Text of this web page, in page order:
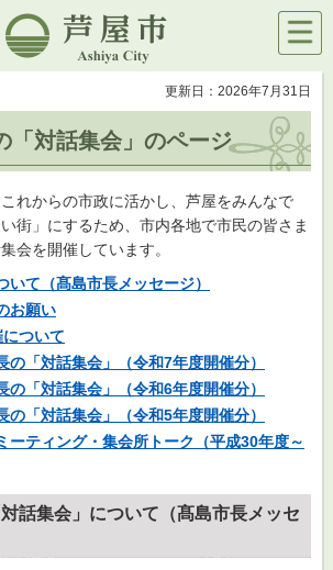
芦屋市
メニ
ュー
更新日：2026年7月31日
「対話集会」のページ
れからの市政に活かし、芦屋をみんなで
い街」にするため、市内各地で市民の皆さま
会を開催しています。
いて（髙島市長メッセージ）
お願い
ついて
の「対話集会」（令和7年度開催分）
の「対話集会」（令和6年度開催分）
の「対話集会」（令和5年度開催分）
ーティング・集会所トーク（平成30年度～
話集会」について（髙島市長メッセ